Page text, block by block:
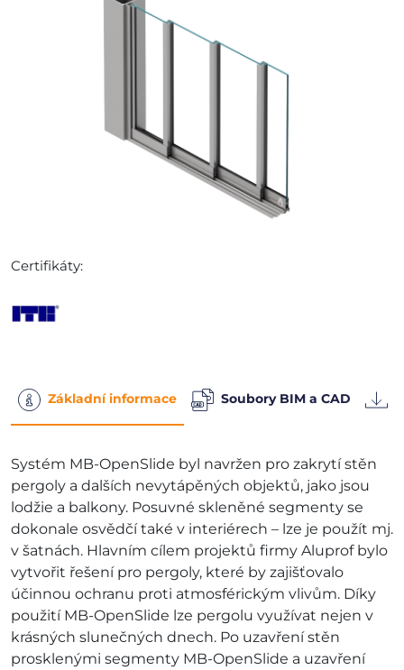
Certifikáty:
Základní informace Soubory BIM a CAD
Systém MB-OpenSlide byl navržen pro zakrytí stěn
pergoly a dalších nevytápěných objektů, jako jsou
lodžie a balkony. Posuvné skleněné segmenty se
dokonale osvědčí také v interiérech – lze je použít mj.
v šatnách. Hlavním cílem projektů firmy Aluprof bylo
vytvořit řešení pro pergoly, které by zajišťovalo
účinnou ochranu proti atmosférickým vlivům. Díky
použití MB-OpenSlide lze pergolu využívat nejen v
krásných slunečných dnech. Po uzavření stěn
prosklenými segmenty MB-OpenSlide a uzavření